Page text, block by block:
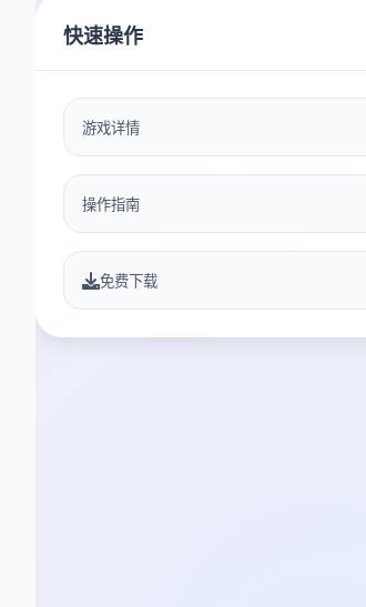
快速操作
游戏详情
操作指南
免费下载